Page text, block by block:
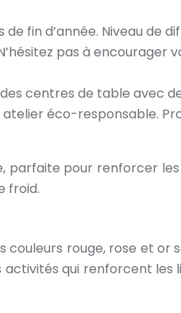
fin d’année. Niveau de
pas à encourager
centres de table avec
éco-responsable.
pour renforcer
froid.
rouge, rose et or
qui renforcent